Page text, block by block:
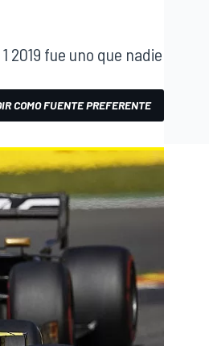
2019 fue uno que nadie
COMO FUENTE PREFERENTE